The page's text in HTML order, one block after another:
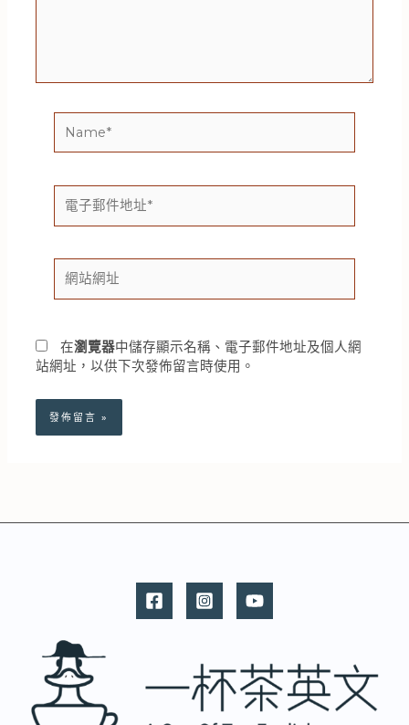
子
郵
地
址
站
在瀏覽器中儲存顯示名稱、電子郵件地址及個人網
站網址，以供下次發佈留言時使用。